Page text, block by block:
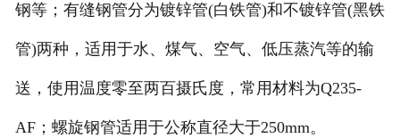
钢等；有缝钢管分为镀锌管(白铁管)和不镀锌管(黑铁
管)两种，适用于水、煤气、空气、低压蒸汽等的输
送，使用温度零至两百摄氏度，常用材料为Q235-
AF；螺旋钢管适用于公称直径大于250mm。